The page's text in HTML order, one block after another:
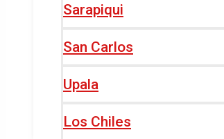
Sarapiqui
San Carlos
Upala
Los Chiles